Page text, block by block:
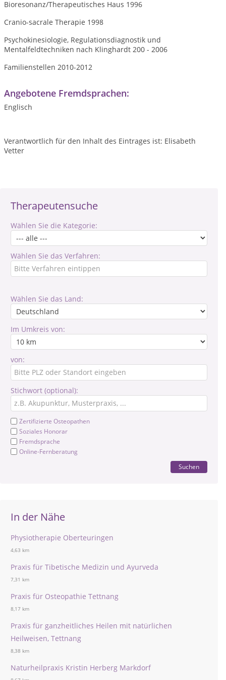
Therapeutensuche
Wählen Sie die Kategorie:
Wählen Sie das Verfahren:
Wählen Sie das Land:
Im Umkreis von:
von:
Stichwort (optional):
Zertifizierte Osteopathen
Soziales Honorar
Fremdsprache
Online-Fernberatung
Suchen
In der Nähe
Physiotherapie Oberteuringen
4,63 km
Praxis für Tibetische Medizin und Ayurveda
7,31 km
Praxis für Osteopathie Tettnang
8,17 km
Praxis für ganzheitliches Heilen mit natürlichen
Heilweisen, Tettnang
8,38 km
Naturheilpraxis Kristin Herberg Markdorf
Bioresonanz/Therapeutisches Haus 1996
Cranio-sacrale Therapie 1998
Psychokinesiologie, Regulationsdiagnostik und
Mentalfeldtechniken nach Klinghardt 200 - 2006
Familienstellen 2010-2012
Angebotene Fremdsprachen:
Englisch
Verantwortlich für den Inhalt des Eintrages ist: Elisabeth
Vetter